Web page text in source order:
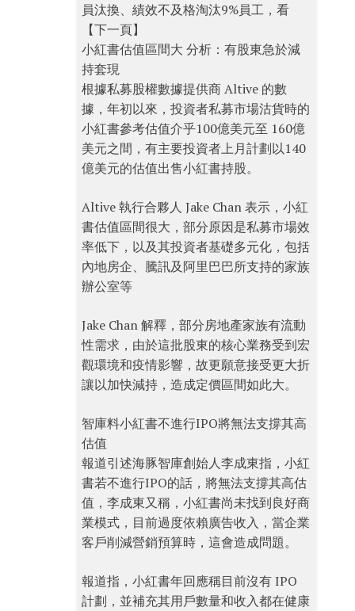
員汰換、績效不及格淘汰9%員工，看
【下一頁】
小紅書估值區間大 分析：有股東急於減
持套現
根據私募股權數據提供商 Altive 的數
據，年初以來，投資者私募市場沽貨時的
小紅書參考估值介乎100億美元至 160億
美元之間，有主要投資者上月計劃以140
億美元的估值出售小紅書持股。
Altive 執行合夥人 Jake Chan 表示，小紅
書估值區間很大，部分原因是私募市場效
率低下，以及其投資者基礎多元化，包括
內地房企、騰訊及阿里巴巴所支持的家族
辦公室等
Jake Chan 解釋，部分房地產家族有流動
性需求，由於這批股東的核心業務受到宏
觀環境和疫情影響，故更願意接受更大折
讓以加快減持，造成定價區間如此大。
智庫料小紅書不進行IPO將無法支撐其高
估值
報道引述海豚智庫創始人李成東指，小紅
書若不進行IPO的話，將無法支撐其高估
值，李成東又稱，小紅書尚未找到良好商
業模式，目前過度依賴廣告收入，當企業
客戶削減營銷預算時，這會造成問題。
報道指，小紅書年回應稱目前沒有 IPO
計劃，並補充其用戶數量和收入都在健康